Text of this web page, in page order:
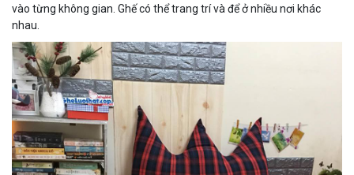
vào từng không gian. Ghế có thể trang trí và để ở nhiều nơi khác
nhau.